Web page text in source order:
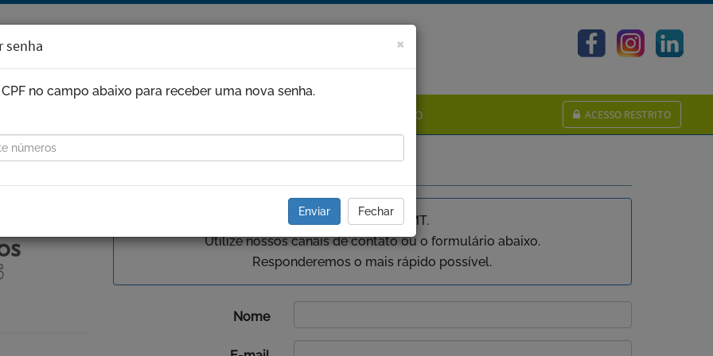
CONTATO ACESSO RESTRITO
Fale com a APAMT.
Utilize nossos canais de contato ou o formulário abaixo.
Responderemos o mais rápido possível.
Nome
×
senha
no campo abaixo para receber uma nova senha.
Enviar Fechar